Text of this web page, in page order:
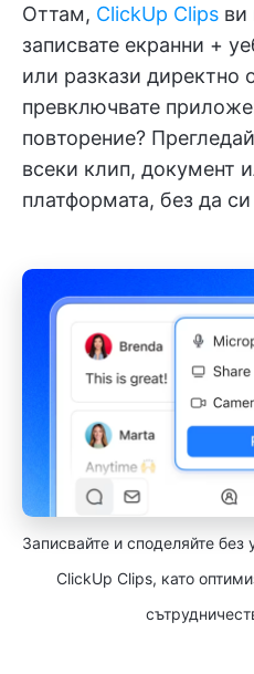
Оттам, ClickUp Clips ви
записвате екранни +
или разкази директно
превключвате
повторение?
всеки клип, документ
платформата, без да
Записвайте и споделяйте без
ClickUp Clips, като